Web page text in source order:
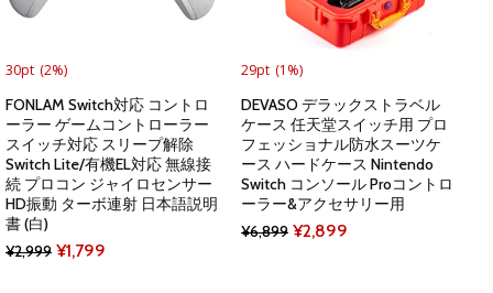
30pt (2%)
FONLAM Switch対応 コントロ
ーラー ゲームコントローラー
スイッチ対応 スリープ解除
Switch Lite/有機EL対応 無線接
続 プロコン ジャイロセンサー
HD振動 ターボ連射 日本語説明
書 (白)
¥2,999 Original
¥1,799
29pt (1%)
DEVASO デラックストラベル
ケース 任天堂スイッチ用 プロ
フェッショナル防水スーツケ
ース ハードケース Nintendo
Switch コンソール Proコントロ
ーラー&アクセサリー用
¥6,899 Original
¥2,899